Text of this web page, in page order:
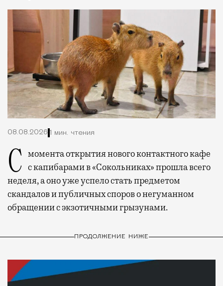
08.08.2026 1 мин. чтения
С момента открытия нового контактного кафе с капибарами в «Сокольниках» прошла всего
неделя, а оно уже успело стать предметом
скандалов и публичных споров о негуманном
обращении с экзотичными грызунами.
ПРОДОЛЖЕНИЕ НИЖЕ